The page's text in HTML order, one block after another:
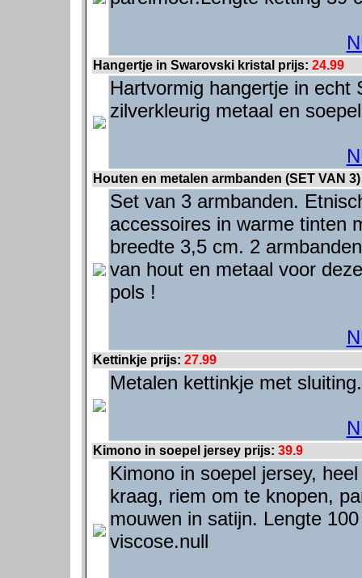
Hangertje in Swarovski kristal prijs: 24.99
Hartvormig hangertje in echt
zilverkleurig metaal en
Houten en metalen armbanden (SET VAN
Set van 3 armbanden.
accessoires in warme tinten
breedte 3,5 cm. 2
van hout en metaal voor
pols !
Kettinkje prijs: 27.99
Metalen kettinkje met
Kimono in soepel jersey prijs: 39.9
Kimono in soepel jersey,
kraag, riem om te knopen,
mouwen in satijn. Lengte
viscose.null